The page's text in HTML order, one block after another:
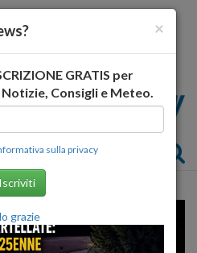
×
GRATIS per
Consigli e Meteo.
sulla privacy
Iscriviti
grazie